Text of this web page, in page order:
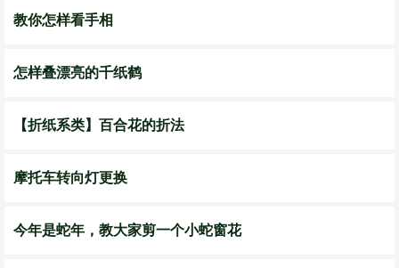
教你怎样看手相
怎样叠漂亮的千纸鹤
【折纸系类】百合花的折法
摩托车转向灯更换
今年是蛇年，教大家剪一个小蛇窗花